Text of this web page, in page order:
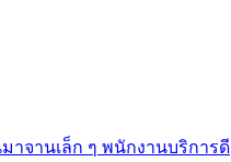
าจานเล็ก ๆ พนักงานบริการดี